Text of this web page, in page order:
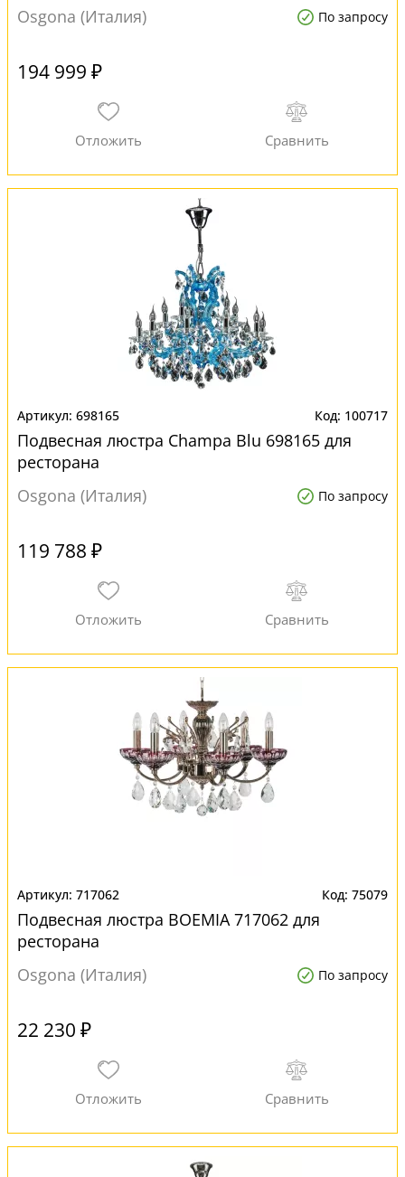
Osgona (Италия)
По запросу
194 999 ₽
698165 100717
Подвесная люстра Champa Blu 698165 для
ресторана
Osgona (Италия)
По запросу
119 788 ₽
717062 75079
Подвесная люстра BOEMIA 717062 для
ресторана
Osgona (Италия)
По запросу
22 230 ₽